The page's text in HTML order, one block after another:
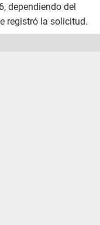
dependiendo del
registró la solicitud.